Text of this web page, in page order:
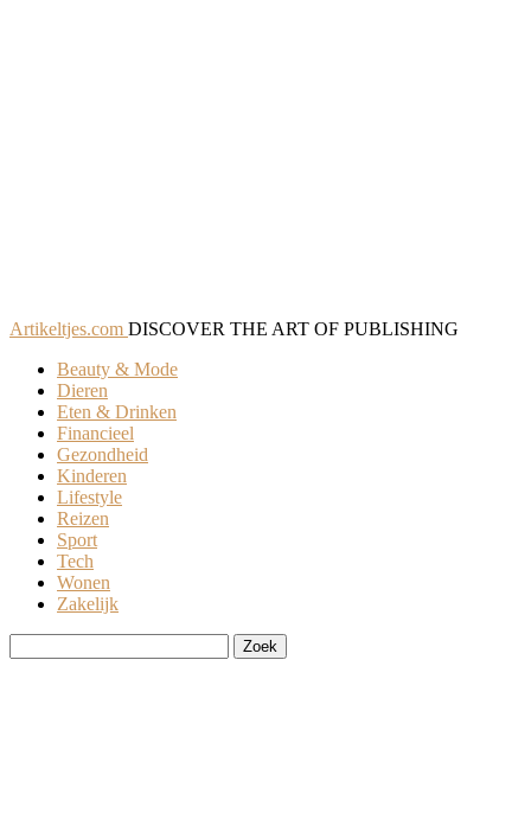
Artikeltjes.com DISCOVER THE ART OF PUBLISHING
Beauty & Mode
Dieren
Eten & Drinken
Financieel
Gezondheid
Kinderen
Lifestyle
Reizen
Sport
Tech
Wonen
Zakelijk